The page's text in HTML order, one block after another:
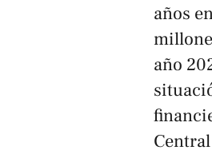
años
año